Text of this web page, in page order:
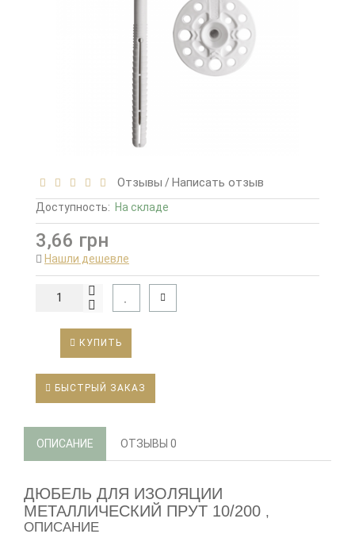
Отзывы /Написать отзыв
Доступность: На складе
3,66 грн
Нашли дешевле
КУПИТЬ
БЫСТРЫЙ ЗАКАЗ
ОПИСАНИЕ ОТЗЫВЫ 0
ДЮБЕЛЬ ДЛЯ ИЗОЛЯЦИИ
МЕТАЛЛИЧЕСКИЙ ПРУТ 10/200 ,
ОПИСАНИЕ